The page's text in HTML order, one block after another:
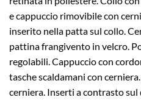
e cappuccio rimovibile con
inserito nella patta sul collo.
pattina frangivento in velcro.
regolabili. Cappuccio con
tasche scaldamani con
cerniera. Inserti a contrasto sul